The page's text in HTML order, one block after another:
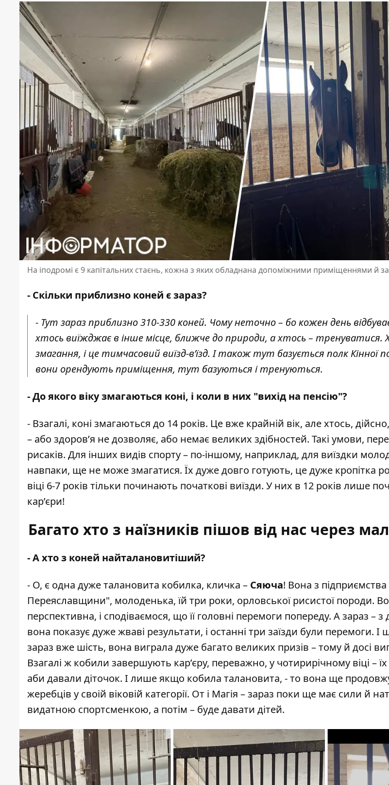
На іподромі є 9 капітальних стаєнь, кожна з яких обладнана допоміжними приміщеннями й
- Скільки приблизно коней є зараз?
- Тут зараз приблизно 310-330 коней. Чому неточно – бо кожен день
хтось виїжджає в інше місце, ближче до природи, а хтось – тренуватися.
змагання, і це тимчасовий виїзд-вʼїзд. І також тут базується полк Кінної
вони орендують приміщення, тут базуються і тренуються.
- До якого віку змагаються коні, і коли в них "вихід на пенсію"?
- Взагалі, коні змагаються до 14 років. Це вже крайній вік, але хтось,
– або здоров’я не дозволяє, або немає великих здібностей. Такі умови,
рисаків. Для інших видів спорту – по-іншому, наприклад, для виїздки
навпаки, ще не може змагатися. Їх дуже довго готують, це дуже кропітка
віці 6-7 років тільки починають початкові виїзди. У них в 12 років лише
кар’єри!
Багато хто з наїзників пішов від нас через
- А хто з коней найталановитіший?
- О, є одна дуже талановита кобилка, кличка – Сяюча! Вона з
Переяславщини", молоденька, їй три роки, орловської рисистої породи.
перспективна, і сподіваємося, що її головні перемоги попереду. А зараз – з
вона показує дуже жваві результати, і останні три заїзди були перемоги. І
зараз вже шість, вона виграла дуже багато великих призів – тому й досі
Взагалі ж кобили завершують кар’єру, переважно, у чотирирічному віці –
аби давали діточок. І лише якщо кобила талановита, - то вона ще
жеребців у своій віковій категорії. От і Магія – зараз поки ще має сили й
видатною спортсменкою, а потім – буде давати дітей.